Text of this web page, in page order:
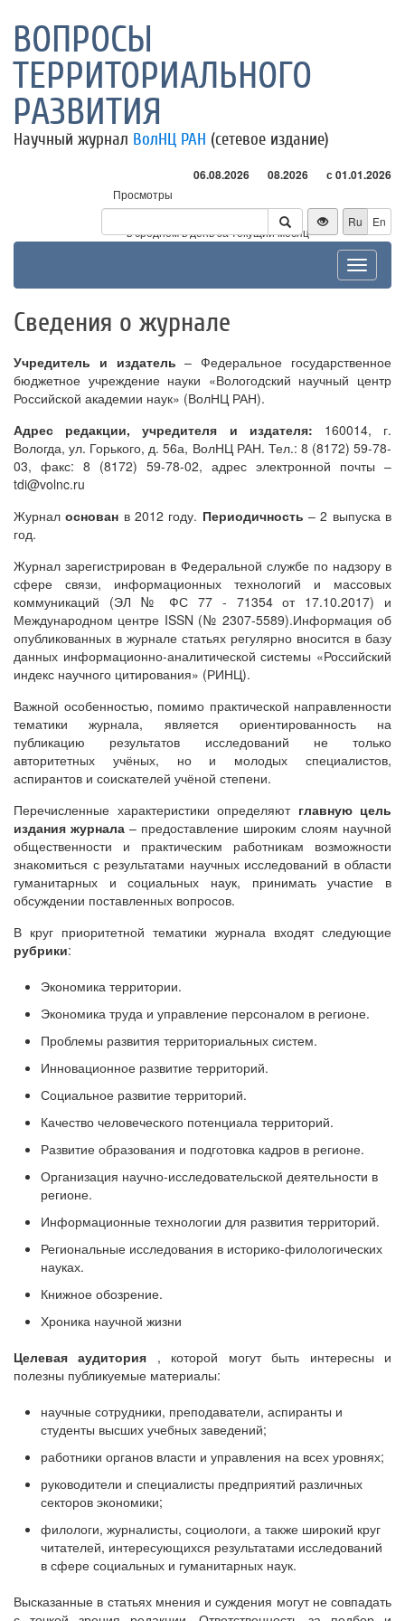
ВОПРОСЫ
ТЕРРИТОРИАЛЬНОГО
РАЗВИТИЯ
Научный журнал ВолНЦ РАН (сетевое издание)
06.08.2026 08.2026 с 01.01.2026
Просмотры
Посетители
* - в среднем в день за текущий месяц
Ru En
Toggle
Сведения о журнале
Учредитель и издатель – Федеральное государственное
бюджетное учреждение науки «Вологодский научный центр
Российской академии наук» (ВолНЦ РАН).
Адрес редакции, учредителя и издателя: 160014, г.
Вологда, ул. Горького, д. 56а, ВолНЦ РАН. Тел.: 8 (8172) 59-78-
03, факс: 8 (8172) 59-78-02, адрес электронной почты –
tdi@volnc.ru
Журналоснован в 2012 году. Периодичность – 2 выпуска в
год.
Журнал зарегистрирован в Федеральной службе по надзору в
сфере связи, информационных технологий и массовых
коммуникаций (ЭЛ № ФС 77 - 71354 от 17.10.2017) и
Международном центре ISSN (№ 2307-5589).Информация об
опубликованных в журнале статьях регулярно вносится в базу
данных информационно-аналитической системы «Российский
индекс научного цитирования» (РИНЦ).
Важной особенностью, помимо практической направленности
тематики журнала, является ориентированность на
публикацию результатов исследований не только
авторитетных учёных, но и молодых специалистов,
аспирантов и соискателей учёной степени.
Перечисленные характеристики определяют главную цель
издания журнала – предоставление широким слоям научной
общественности и практическим работникам возможности
знакомиться с результатами научных исследований в области
гуманитарных и социальных наук, принимать участие в
обсуждении поставленных вопросов.
В круг приоритетной тематики журнала входят следующие
рубрики:
Экономика территории.
Экономика труда и управление персоналом в регионе.
Проблемы развития территориальных систем.
Инновационное развитие территорий.
Социальное развитие территорий.
Качество человеческого потенциала территорий.
Развитие образования и подготовка кадров в регионе.
Организация научно-исследовательской деятельности в
регионе.
Информационные технологии для развития территорий.
Региональные исследования в историко-филологических
науках.
Книжное обозрение.
Хроника научной жизни
Целевая аудитория , которой могут быть интересны и
полезны публикуемые материалы:
научные сотрудники, преподаватели, аспиранты и
студенты высших учебных заведений;
работники органов власти и управления на всех уровнях;
руководители и специалисты предприятий различных
секторов экономики;
филологи, журналисты, социологи, а также широкий круг
читателей, интересующихся результатами исследований
в сфере социальных и гуманитарных наук.
Высказанные в статьях мнения и суждения могут не совпадать